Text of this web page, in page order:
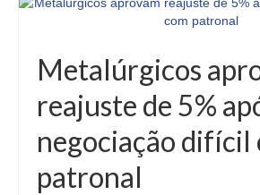
Metalúrgicos
reajuste de 5%
negociação difícil
patronal